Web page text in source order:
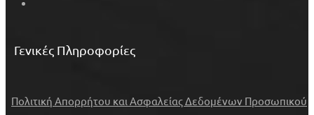
Γενικές Πληροφορίες
Πολιτική Απορρήτου και Ασφαλείας Δεδομένων Προσωπικού